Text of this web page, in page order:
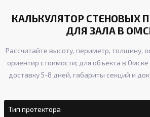
КАЛЬКУЛЯТОР СТЕНОВЫХ
ДЛЯ ЗАЛА В
Рассчитайте высоту, периметр, толщину,
ориентир стоимости; для объекта в
доставку 5-8 дней, габариты секций и
Тип протектора